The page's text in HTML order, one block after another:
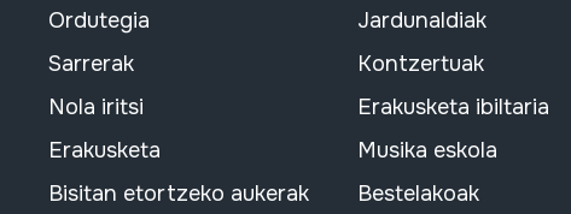
Ordutegia
Sarrerak
Nola iritsi
Erakusketa
Bisitan etortzeko aukerak
Jardunaldiak
Kontzertuak
Erakusketa ibiltaria
Musika eskola
Bestelakoak